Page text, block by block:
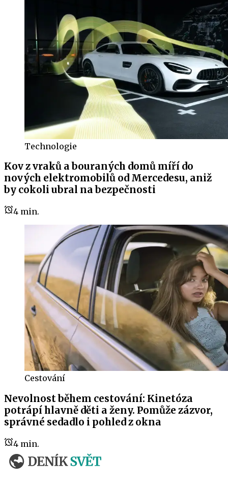
Technologie
Kov z vraků a bouraných domů míří do
nových elektromobilů od Mercedesu, aniž
by cokoli ubral na bezpečnosti
4 min.
Cestování
Nevolnost během cestování: Kinetóza
potrápí hlavně děti a ženy. Pomůže zázvor,
správné sedadlo i pohled z okna
4 min.